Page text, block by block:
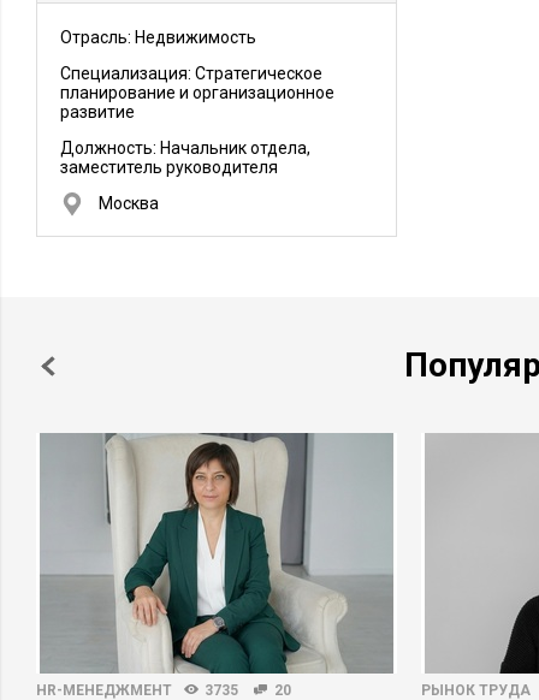
Отрасль: Недвижимость
Специализация: Стратегическое
планирование и организационное
развитие
Должность: Начальник отдела,
заместитель руководителя
Москва
HR-МЕНЕДЖМЕНТ 3735 20 РЫНОК ТРУДА